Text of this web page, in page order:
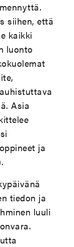
siihen, että
kaikki
luonto
Asia
ja
tiedon ja
luuli